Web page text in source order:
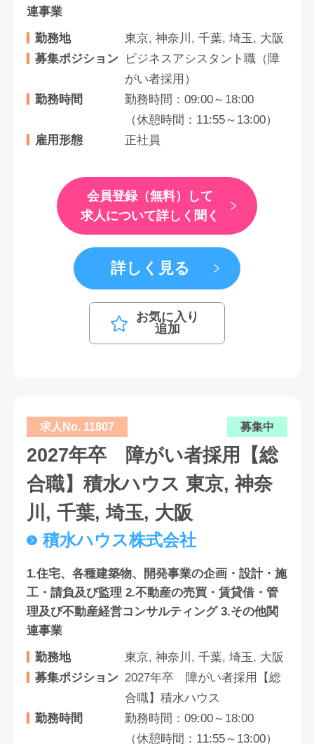
連事業
勤務地
東京, 神奈川, 千葉, 埼玉, 大阪
募集ポジション
ビジネスアシスタント職（障
がい者採用）
勤務時間
勤務時間：09:00～18:00
（休憩時間：11:55～13:00）
雇用形態
正社員
会員登録（無料）して
求人について詳しく聞く
詳しく見る
お気に入り
追加
求人No. 11807 募集中
2027年卒 障がい者採用【総
合職】積水ハウス 東京, 神奈
川, 千葉, 埼玉, 大阪
積水ハウス株式会社
1.住宅、各種建築物、開発事業の企画・設計・施
工・請負及び監理 2.不動産の売買・賃貸借・管
理及び不動産経営コンサルティング 3.その他関
連事業
勤務地
東京, 神奈川, 千葉, 埼玉, 大阪
募集ポジション 2027年卒 障がい者採用【総
合職】積水ハウス
勤務時間
勤務時間：09:00～18:00
（休憩時間：11:55～13:00）